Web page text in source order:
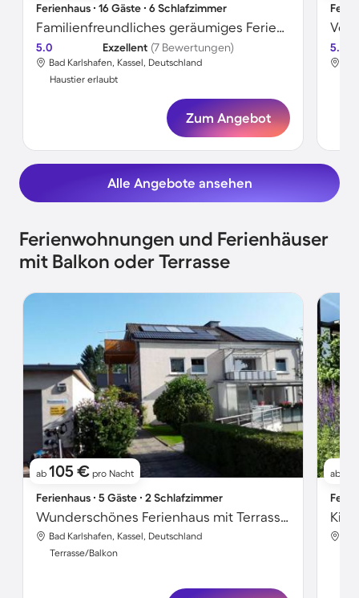
Ferienhaus ∙ 16 Gäste ∙ 6 Schlafzimmer
Familienfreundliches geräumiges Ferienhaus mit Garten, Terrasse und Grill | Gartenblick | Haustierfreundlich
5.0 Exzellent (7 Bewertungen)
Bad Karlshafen, Kassel, Deutschland
Haustier erlaubt
Zum Angebot
5.0
Alle Angebote ansehen
Ferienwohnungen und Ferienhäuser
mit Balkon oder Terrasse
ab 105 € pro Nacht
Ferienhaus ∙ 5 Gäste ∙ 2 Schlafzimmer
Wunderschönes Ferienhaus mit Terrasse, Grill und Garten
Bad Karlshafen, Kassel, Deutschland
Terrasse/Balkon
ab